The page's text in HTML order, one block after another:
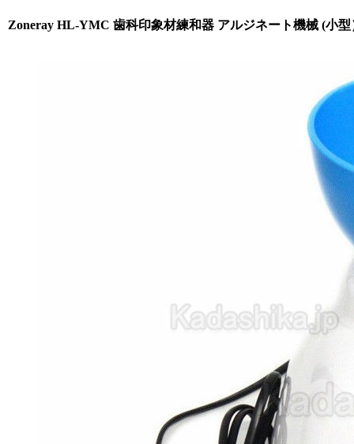
Zoneray HL-YMC 歯科印象材練和器 アルジネート機械 (小型